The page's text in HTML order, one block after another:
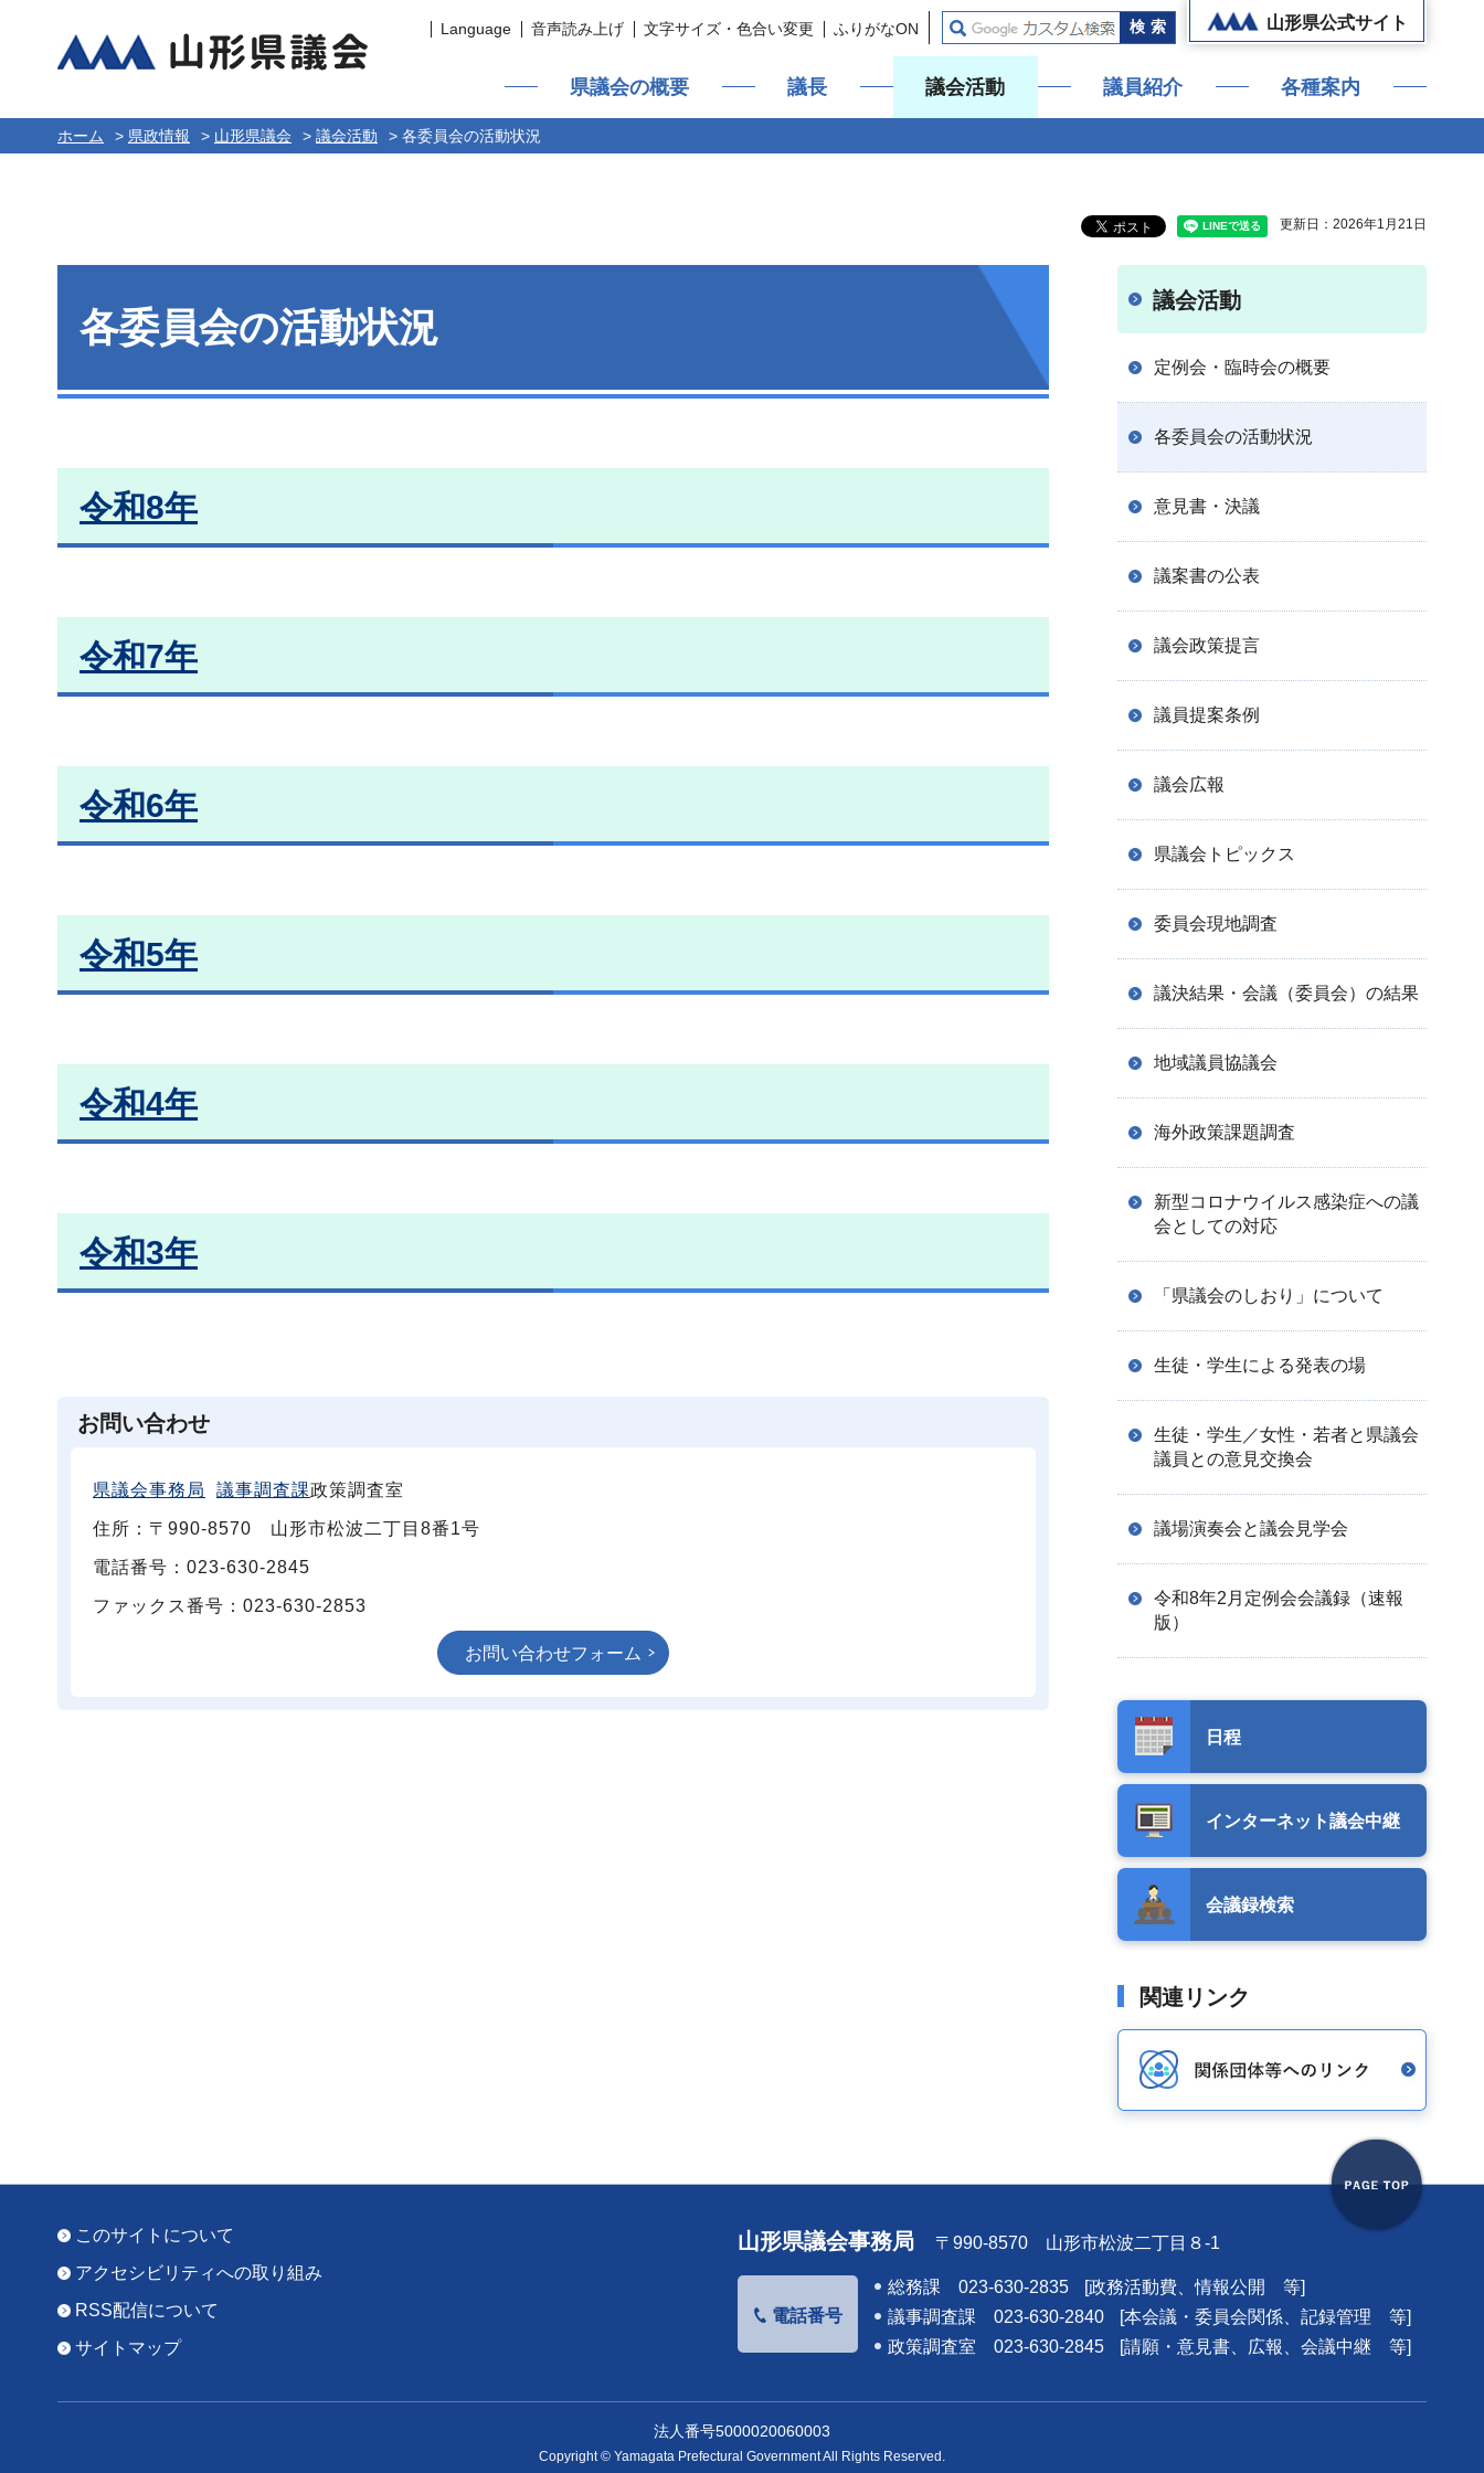
Language 音声読み上げ 文字サイズ・色合い変更 ふりがなON
山形県公式サイト
山形県議会
県議会の概要 議長 議会活動 議員紹介 各種案内
ホーム > 県政情報 > 山形県議会 > 議会活動 > 各委員会の活動状況
更新日：2026年1月21日
各委員会の活動状況
令和8年
令和7年
令和6年
令和5年
令和4年
令和3年
お問い合わせ
県議会事務局 議事調査課政策調査室
住所：〒990-8570 山形市松波二丁目8番1号
電話番号：023-630-2845
ファックス番号：023-630-2853
議会活動
定例会・臨時会の概要
各委員会の活動状況
意見書・決議
議案書の公表
議会政策提言
議員提案条例
議会広報
県議会トピックス
委員会現地調査
議決結果・会議（委員会）の結果
地域議員協議会
海外政策課題調査
新型コロナウイルス感染症への議
会としての対応
「県議会のしおり」について
生徒・学生による発表の場
生徒・学生／女性・若者と県議会
議員との意見交換会
議場演奏会と議会見学会
令和8年2月定例会会議録（速報
版）
日程
インターネット議会中継
会議録検索
関連リンク
このサイトについて
アクセシビリティへの取り組み
RSS配信について
サイトマップ
山形県議会事務局 〒990-8570 山形市松波二丁目８-1
電話番号
総務課 023-630-2835
[政務活動費、情報公開 等]
議事調査課 023-630-2840
[本会議・委員会関係、記録管理 等]
政策調査室 023-630-2845
[請願・意見書、広報、会議中継 等]
法人番号5000020060003
Copyright © Yamagata Prefectural GovernmentAll Rights Reserved.